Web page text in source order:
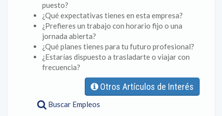
puesto?
¿Qué expectativas tienes en esta empresa?
¿Prefieres un trabajo con horario fijo o una
jornada abierta?
¿Qué planes tienes para tu futuro profesional?
¿Estarías dispuesto a trasladarte o viajar con
frecuencia?
Otros Artículos de Interés
Buscar Empleos